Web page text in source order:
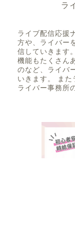
ラ
ライブ配信応援
方や、ライバー
信していきます
機能もたくさん
のなど、ライバ
いきます。 また
ライバー事務所